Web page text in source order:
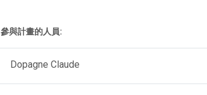
參與計畫的人員:
Dopagne Claude